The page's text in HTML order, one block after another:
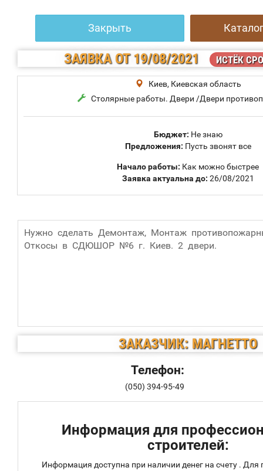
Закрыть
ЗАЯВКАОТ 19/08/2021 ИСТЁК
Киев, Киевская область
Столярные работы. Двери /Двери
Бюджет: Не знаю
Предложения: Пусть звонят все
Начало работы: Как можно быстрее
Заявка актуальна до: 26/08/2021
Нужно сделать Демонтаж, Монтаж
Откосы в СДЮШОР №6 г. Киев. 2 двери.
ЗАКАЗЧИК: МАГНЕТТО
Телефон:
(050) 394-95-49
Информация для
строителей:
Информация доступна при наличии денег на счету . Для